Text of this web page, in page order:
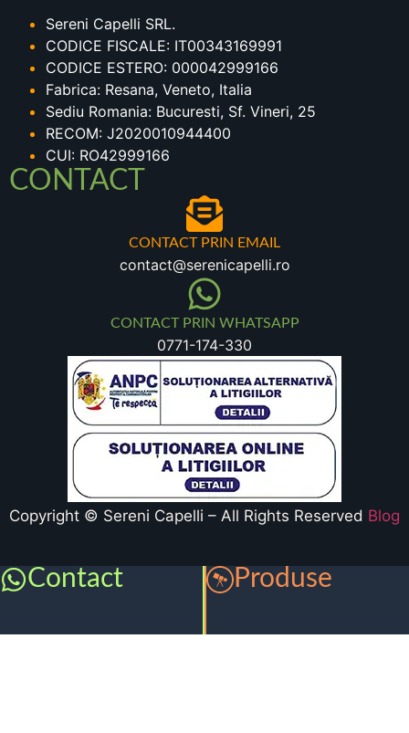
Sereni Capelli SRL.
CODICE FISCALE: IT00343169991
CODICE ESTERO: 000042999166
Fabrica: Resana, Veneto, Italia
Sediu Romania: Bucuresti, Sf. Vineri, 25
RECOM: J2020010944400
CUI: RO42999166
CONTACT
CONTACT PRIN EMAIL
contact@serenicapelli.ro
CONTACT PRIN WHATSAPP
0771-174-330
Copyright © Sereni Capelli – All Rights Reserved Blog
Contact Produse